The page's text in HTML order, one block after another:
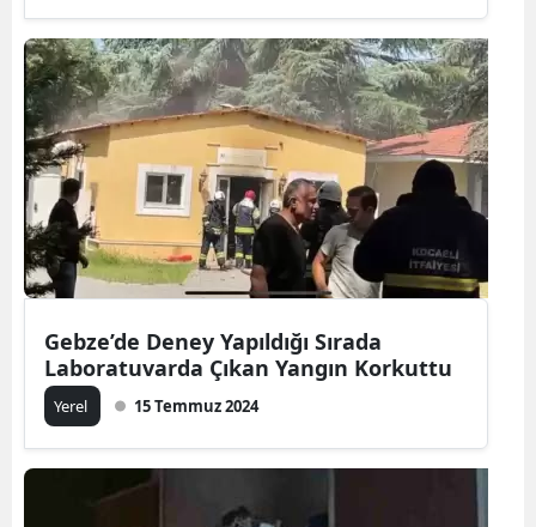
Gebze’de Deney Yapıldığı Sırada
Laboratuvarda Çıkan Yangın Korkuttu
Yerel 15 Temmuz 2024